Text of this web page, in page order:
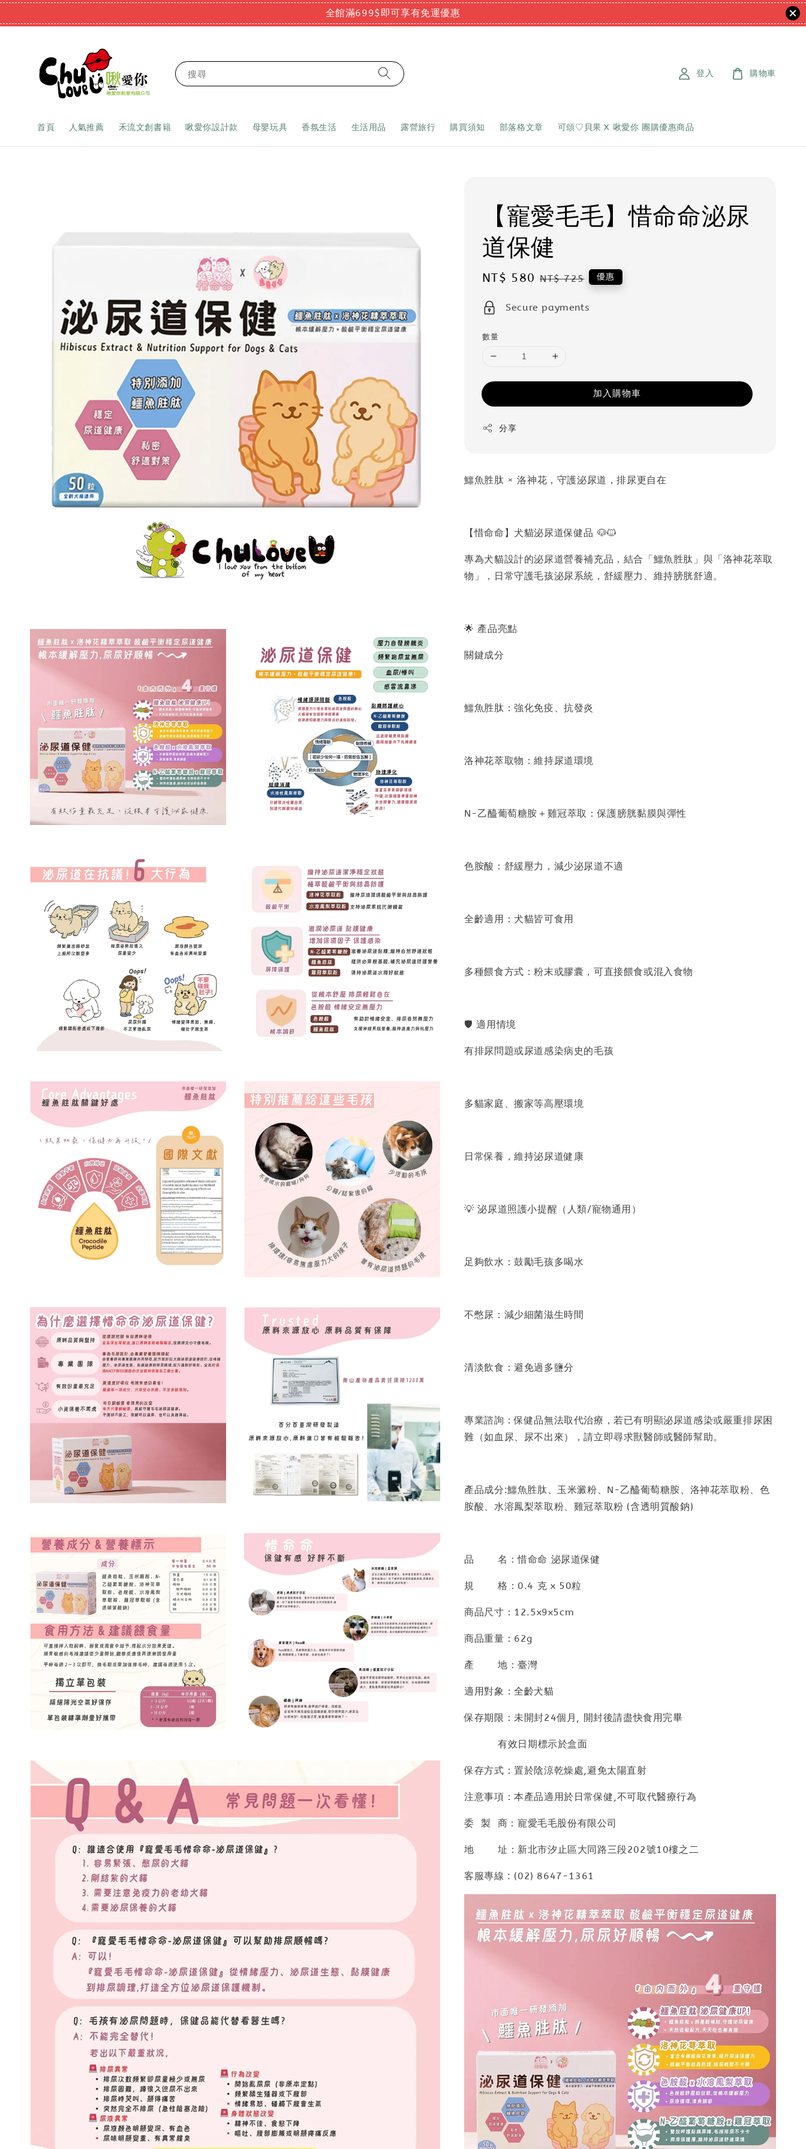
全館滿699$即可享有免運優惠
搜尋
首頁 人氣推薦 禾流文創書籍 啾愛你設計款 母嬰玩具 香氛生活 生活用品 露營旅行 購買須知 部落格文章 可頌♡貝果 X 啾愛你 團購優惠商品
登入 購物車
【寵愛毛毛】惜命命泌尿
道保健
Sale
NT$ 580 Regular
NT$ 725 優惠
Secure payments
數量
加入購物車
分享
鱷魚胜肽 × 洛神花，守護泌尿道，排尿更自在
【惜命命】犬貓泌尿道保健品 🐶🐱
專為犬貓設計的泌尿道營養補充品，結合「鱷魚胜肽」與「洛神花萃取
物」，日常守護毛孩泌尿系統，舒緩壓力、維持膀胱舒適。
🌟 產品亮點
關鍵成分
鱷魚胜肽：強化免疫、抗發炎
洛神花萃取物：維持尿道環境
N-乙醯葡萄糖胺＋雞冠萃取：保護膀胱黏膜與彈性
色胺酸：舒緩壓力，減少泌尿道不適
全齡適用：犬貓皆可食用
多種餵食方式：粉末或膠囊，可直接餵食或混入食物
🛡 適用情境
有排尿問題或尿道感染病史的毛孩
多貓家庭、搬家等高壓環境
日常保養，維持泌尿道健康
💡 泌尿道照護小提醒（人類/寵物通用）
足夠飲水：鼓勵毛孩多喝水
不憋尿：減少細菌滋生時間
清淡飲食：避免過多鹽分
專業諮詢：保健品無法取代治療，若已有明顯泌尿道感染或嚴重排尿困
難（如血尿、尿不出來），請立即尋求獸醫師或醫師幫助。
產品成分:鱷魚胜肽、玉米澱粉、N-乙醯葡萄糖胺、洛神花萃取粉、色
胺酸、水溶鳳梨萃取粉、雞冠萃取粉 (含透明質酸鈉)
品 名：惜命命 泌尿道保健
規 格：0.4 克 x 50粒
商品尺寸：12.5x9x5cm
商品重量：62g
產 地：臺灣
適用對象：全齡犬貓
保存期限：未開封24個月, 開封後請盡快食用完畢
有效日期標示於盒面
保存方式：置於陰涼乾燥處,避免太陽直射
注意事項：本產品適用於日常保健,不可取代醫療行為
委 製 商：寵愛毛毛股份有限公司
地 址：新北市汐止區大同路三段202號10樓之二
客服專線 : (02) 8647-1361